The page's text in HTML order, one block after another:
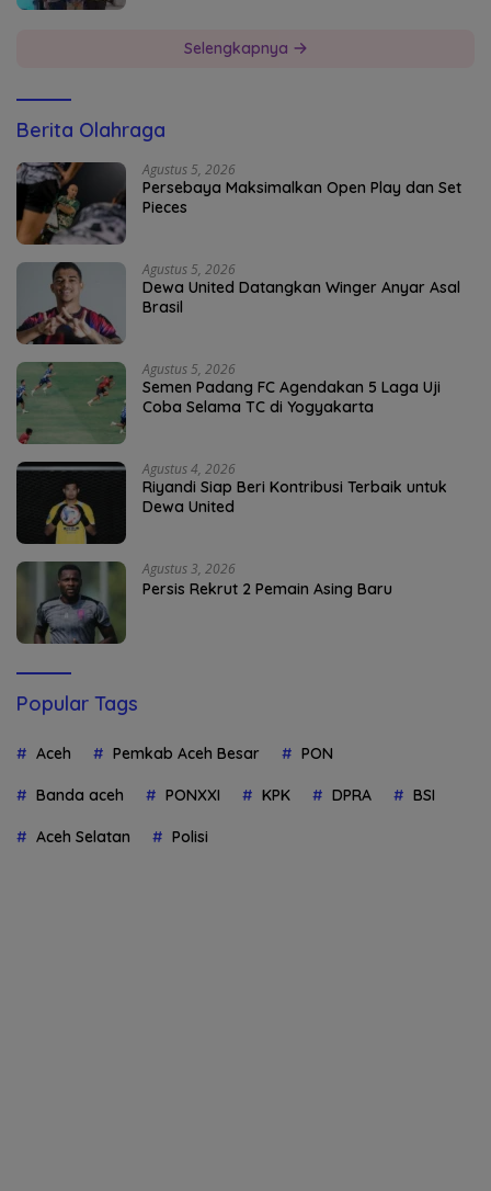
Selengkapnya
Berita Olahraga
Agustus 5, 2026
Persebaya Maksimalkan Open Play dan Set
Pieces
Agustus 5, 2026
Dewa United Datangkan Winger Anyar Asal
Brasil
Agustus 5, 2026
Semen Padang FC Agendakan 5 Laga Uji
Coba Selama TC di Yogyakarta
Agustus 4, 2026
Riyandi Siap Beri Kontribusi Terbaik untuk
Dewa United
Agustus 3, 2026
Persis Rekrut 2 Pemain Asing Baru
Popular Tags
Aceh Pemkab Aceh Besar PON
Banda aceh PONXXI KPK DPRA BSI
Aceh Selatan Polisi